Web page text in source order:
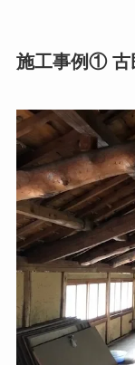
施工事例① 古